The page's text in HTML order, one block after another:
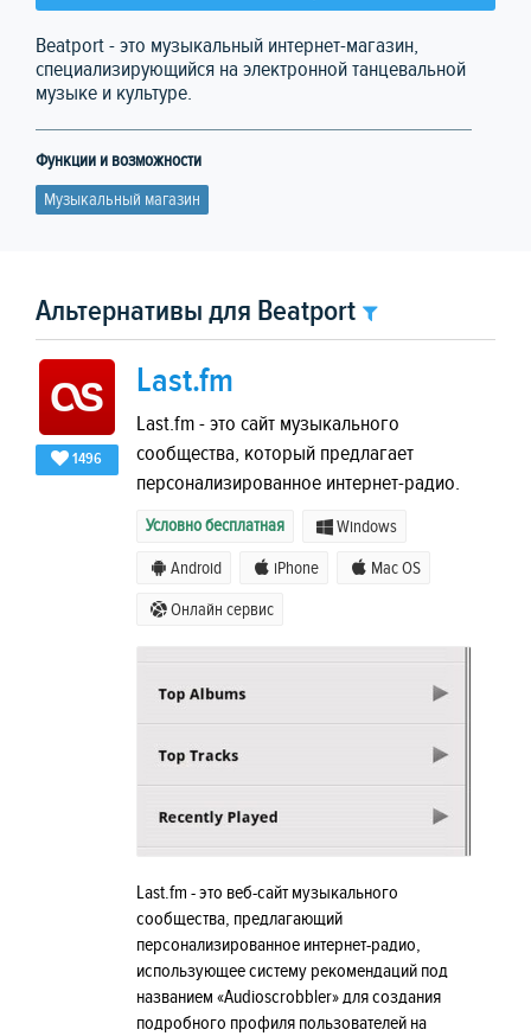
Beatport - это музыкальный интернет-магазин,
специализирующийся на электронной танцевальной
музыке и культуре.
Функции и возможности
Музыкальный магазин
Альтернативы для Beatport
1496
Last.fm
Last.fm - это сайт музыкального
сообщества, который предлагает
персонализированное интернет-радио.
Условно бесплатная Windows
Android iPhone Mac OS
Онлайн сервис
Last.fm - это веб-сайт музыкального
сообщества, предлагающий
персонализированное интернет-радио,
использующее систему рекомендаций под
названием «Audioscrobbler» для создания
подробного профиля пользователей на